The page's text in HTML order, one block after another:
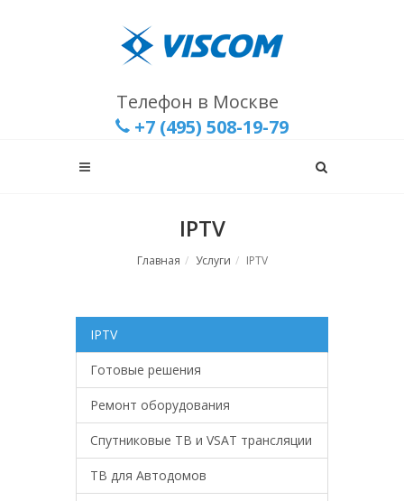
Телефон в Москве
+7 (495) 508-19-79
IPTV
Главная Услуги IPTV
IPTV
Готовые решения
Ремонт оборудования
Спутниковые ТВ и VSAT трансляции
ТВ для Автодомов